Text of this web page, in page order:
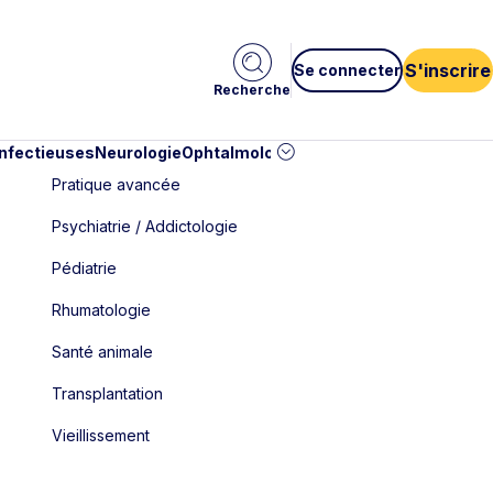
Recherche
Se connecter S'inscrire
NeurologieOphtalmologie
Pratique avancée
Psychiatrie / Addictologie
Pédiatrie
Rhumatologie
Santé animale
Transplantation
Vieillissement